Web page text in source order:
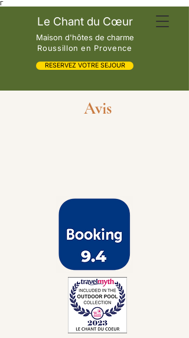
Γ
Le Chant du Cœur
Maison d'hôtes de charme
Roussillon en Provence
RESERVEZ VOTRE SEJOUR
Avis